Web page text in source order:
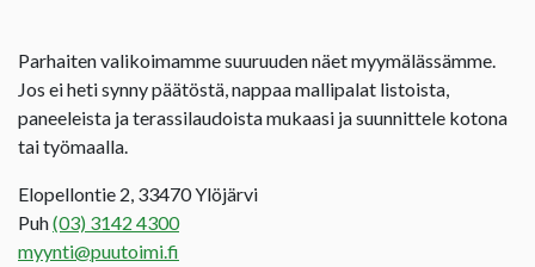
Parhaiten valikoimamme suuruuden näet myymälässämme.
Jos ei heti synny päätöstä, nappaa mallipalat listoista,
paneeleista ja terassilaudoista mukaasi ja suunnittele kotona
tai työmaalla.
Elopellontie 2, 33470 Ylöjärvi
Puh(03) 3142 4300
myynti@puutoimi.fi